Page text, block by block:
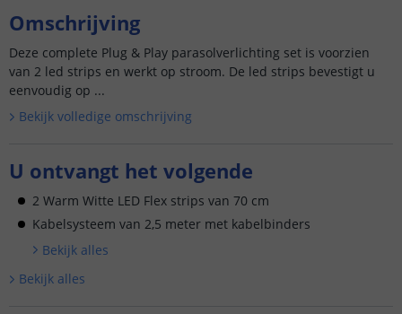
Omschrijving
Deze complete Plug & Play parasolverlichting set is voorzien
van 2 led strips en werkt op stroom. De led strips bevestigt u
eenvoudig op ...
Bekijk volledige omschrijving
U ontvangt het volgende
2 Warm Witte LED Flex strips van 70 cm
Kabelsysteem van 2,5 meter met kabelbinders
Bekijk alles
Bekijk alles